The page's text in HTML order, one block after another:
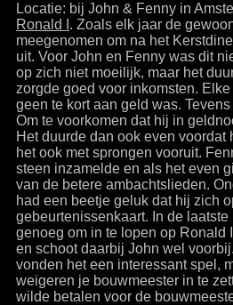
Locatie: bij John & Fenny in
Ronald I . Zoals elk jaar de
meegenomen om na het
uit. Voor John en Fenny was dit
op zich niet moeilijk, maar het
zorgde goed voor inkomsten.
geen te kort aan geld was.
Om te voorkomen dat hij in
Het duurde dan ook even
het ook met sprongen vooruit.
steen inzamelde en als het even
van de betere ambachtslieden.
had een beetje geluk dat hij zich
gebeurtenissenkaart. In de
genoeg om in te lopen op Ronald
en schoot daarbij John wel
vonden het een interessant spel,
weigeren je bouwmeester in te
wilde betalen voor de